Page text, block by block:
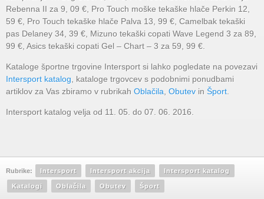
Rebenna II za 9, 09 €, Pro Touch moške tekaške hlače Perkin 12,
59 €, Pro Touch tekaške hlače Palva 13, 99 €, Camelbak tekaški
pas Delaney 34, 39 €, Mizuno tekaški copati Wave Legend 3 za 89,
99 €, Asics tekaški copati Gel – Chart – 3 za 59, 99 €.
Kataloge športne trgovine Intersport si lahko pogledate na povezavi
Intersport katalog , kataloge trgovcev s podobnimi ponudbami
artiklov za Vas zbiramo v rubrikah Oblačila Obutev in Šport
Intersport katalog velja od 11. 05. do 07. 06. 2016.
Rubrike: Intersport Intersport akcija Intersport katalog
Katalogi Oblačila Obutev Šport